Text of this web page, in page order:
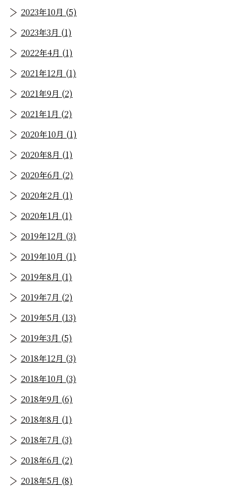
2023年10月 (5)
2023年3月 (1)
2022年4月 (1)
2021年12月 (1)
2021年9月 (2)
2021年1月 (2)
2020年10月 (1)
2020年8月 (1)
2020年6月 (2)
2020年2月 (1)
2020年1月 (1)
2019年12月 (3)
2019年10月 (1)
2019年8月 (1)
2019年7月 (2)
2019年5月 (13)
2019年3月 (5)
2018年12月 (3)
2018年10月 (3)
2018年9月 (6)
2018年8月 (1)
2018年7月 (3)
2018年6月 (2)
2018年5月 (8)